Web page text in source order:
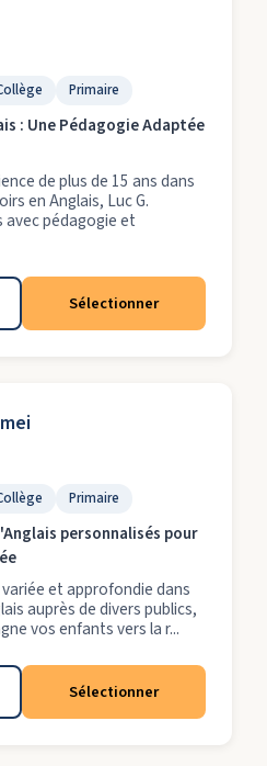
Primaire
: Une Pédagogie Adaptée
de plus de 15 ans dans
en Anglais, Luc G.
avec pédagogie et
Sélectionner
Primaire
personnalisés pour
et approfondie dans
auprès de divers publics,
vos enfants vers la r...
Sélectionner